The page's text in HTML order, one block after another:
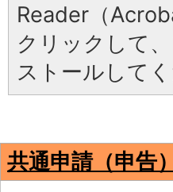
Reader（
クリックして
ストールしてく
共通申請（申告